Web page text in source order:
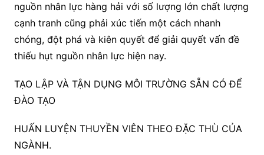
nguồn nhân lực hàng hải với số lượng lớn chất lượng
cạnh tranh cũng phải xúc tiến một cách nhanh
chóng, đột phá và kiên quyết để giải quyết vấn đề
thiếu hụt nguồn nhân lực hiện nay.
TẠO LẬP VÀ TẬN DỤNG MÔI TRƯỜNG SẴN CÓ ĐỂ
ĐÀO TẠO
HUẤN LUYỆN THUYỀN VIÊN THEO ĐẶC THÙ CỦA
NGÀNH.